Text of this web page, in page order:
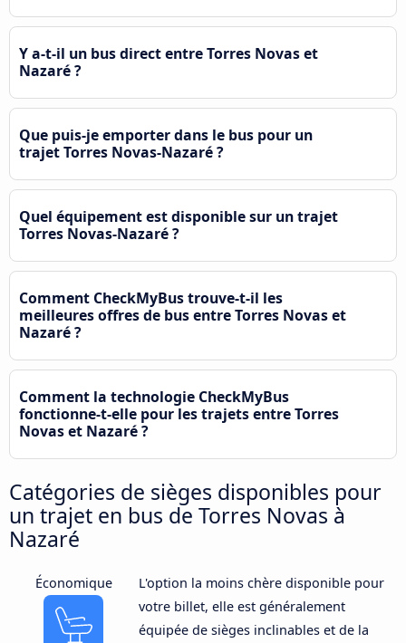
Y a-t-il un bus direct entre Torres Novas et
Nazaré ?
Que puis-je emporter dans le bus pour un
trajet Torres Novas-Nazaré ?
Quel équipement est disponible sur un trajet
Torres Novas-Nazaré ?
Comment CheckMyBus trouve-t-il les
meilleures offres de bus entre Torres Novas et
Nazaré ?
Comment la technologie CheckMyBus
fonctionne-t-elle pour les trajets entre Torres
Novas et Nazaré ?
Catégories de sièges disponibles pour
un trajet en bus de Torres Novas à
Nazaré
Économique
L'option la moins chère disponible pour
votre billet, elle est généralement
équipée de sièges inclinables et de la